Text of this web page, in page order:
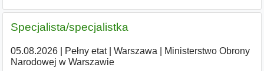
Specjalista/specjalistka
05.08.2026| Pełny etat| Warszawa
Ministerstwo Obrony
Narodowej w Warszawie